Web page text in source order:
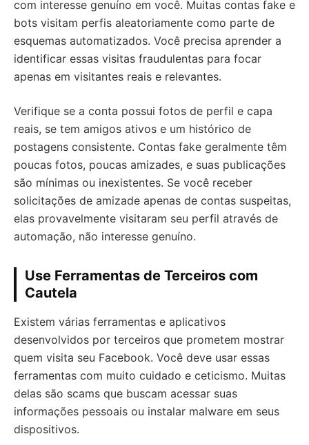
com interesse genuíno em você. Muitas contas fake e
bots visitam perfis aleatoriamente como parte de
esquemas automatizados. Você precisa aprender a
identificar essas visitas fraudulentas para focar
apenas em visitantes reais e relevantes.
Verifique se a conta possui fotos de perfil e capa
reais, se tem amigos ativos e um histórico de
postagens consistente. Contas fake geralmente têm
poucas fotos, poucas amizades, e suas publicações
são mínimas ou inexistentes. Se você receber
solicitações de amizade apenas de contas suspeitas,
elas provavelmente visitaram seu perfil através de
automação, não interesse genuíno.
Use Ferramentas de Terceiros com
Cautela
Existem várias ferramentas e aplicativos
desenvolvidos por terceiros que prometem mostrar
quem visita seu Facebook. Você deve usar essas
ferramentas com muito cuidado e ceticismo. Muitas
delas são scams que buscam acessar suas
informações pessoais ou instalar malware em seus
dispositivos.